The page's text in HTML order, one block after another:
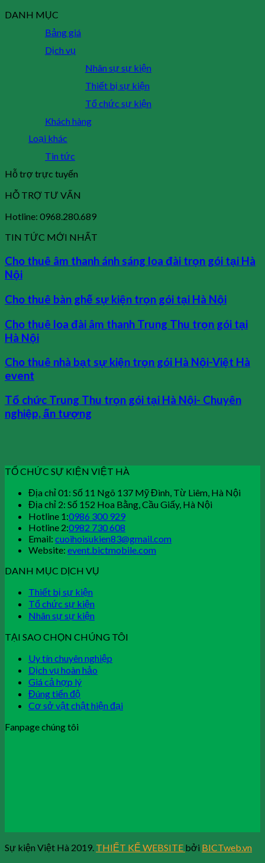
DANH MỤC
Bảng giá
Dịch vụ
Nhân sự sự kiện
Thiết bị sự kiện
Tổ chức sự kiện
Khách hàng
Loại khác
Tin tức
Hỗ trợ trực tuyến
HỖ TRỢ TƯ VẤN
Hotline: 0968.280.689
TIN TỨC MỚI NHẤT
Cho thuê âm thanh ánh sáng loa đài trọn gói tại Hà
Nội
Cho thuê bàn ghế sự kiện trọn gói tại Hà Nội
Cho thuê loa đài âm thanh Trung Thu trọn gói tại
Hà Nội
Cho thuê nhà bạt sự kiện trọn gói Hà Nội-Việt Hà
event
Tổ chức Trung Thu trọn gói tại Hà Nội- Chuyên
nghiệp, ấn tượng
TỔ CHỨC SỰ KIỆN VIỆT HÀ
Địa chỉ 01: Số 11 Ngõ 137 Mỹ Đình, Từ Liêm, Hà Nội
Địa chỉ 2: Số 152 Hoa Bằng, Cầu Giấy, Hà Nội
Hotline 1:0986 300 929
Hotline 2:0982 730 608
Email: cuoihoisukien83@gmail.com
Website: event.bictmobile.com
DANH MỤC DỊCH VỤ
Thiết bị sự kiện
Tổ chức sự kiện
Nhân sự sự kiện
TẠI SAO CHỌN CHÚNG TÔI
Uy tín chuyên nghiệp
Dịch vụ hoàn hảo
Giá cả hợp lý
Đúng tiến độ
Cơ sở vật chật hiện đại
Fanpage chúng tôi
Sự kiện Việt Hà 2019. THIẾT KẾ WEBSITE bởi BICTweb.vn